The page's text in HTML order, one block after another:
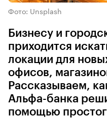
Фото: Unsplash
Бизнесу и
приходится
локации для
офисов,
Рассказываем,
Альфа-банка
помощью